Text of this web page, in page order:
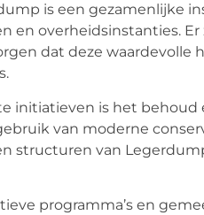
is een gezamenlijke
en overheidsinstanties.
dat deze waardevolle
initiatieven is het
van moderne
structuren van
programma’s en